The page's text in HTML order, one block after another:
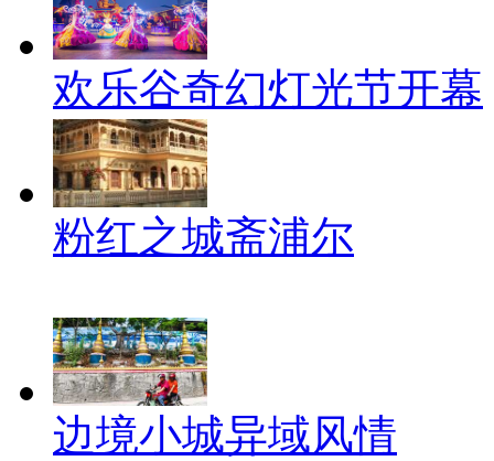
欢乐谷奇幻灯光节开幕
粉红之城斋浦尔
边境小城异域风情